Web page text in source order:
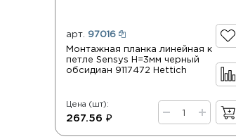
арт. 97016
Монтажная планка линейная к
петле Sensys Н=3мм черный
обсидиан 9117472 Hettich
Цена (шт):
267.56 ₽